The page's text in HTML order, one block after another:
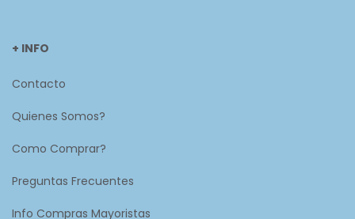
+ INFO
Contacto
Quienes Somos?
Como Comprar?
Preguntas Frecuentes
Info Compras Mayoristas